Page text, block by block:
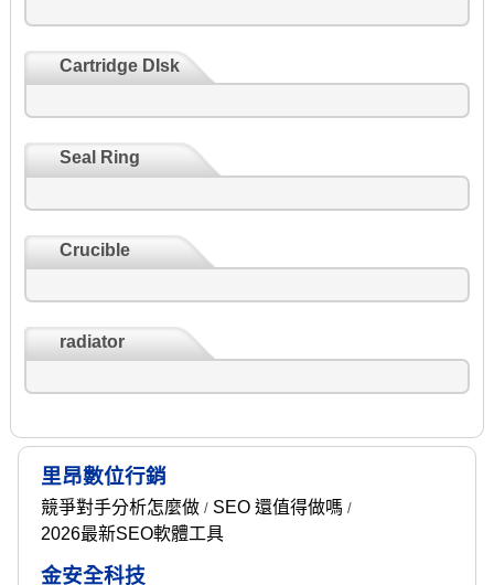
Cartridge DIsk
Seal Ring
Crucible
radiator
里昂數位行銷
競爭對手分析怎麼做/ SEO 還值得做嗎 /
2026最新SEO軟體工具
金安全科技